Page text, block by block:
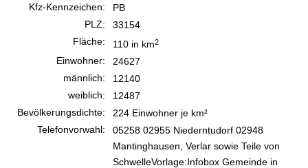
Kfz-Kennzeichen:
PB
PLZ:
33154
Fläche:
110 in km2
Einwohner:
24627
männlich:
12140
weiblich:
12487
Bevölkerungsdichte:
224 Einwohner je km²
Telefonvorwahl:
05258 02955 Niederntudorf 02948
Mantinghausen, Verlar sowie Teile von
SchwelleVorlage:Infobox Gemeinde in